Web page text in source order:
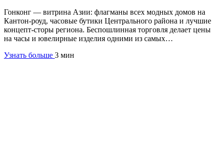
Гонконг — витрина Азии: флагманы всех модных домов на
Кантон-роуд, часовые бутики Центрального района и лучшие
концепт-сторы региона. Беспошлинная торговля делает цены
на часы и ювелирные изделия одними из самых…
Узнать больше 3 мин